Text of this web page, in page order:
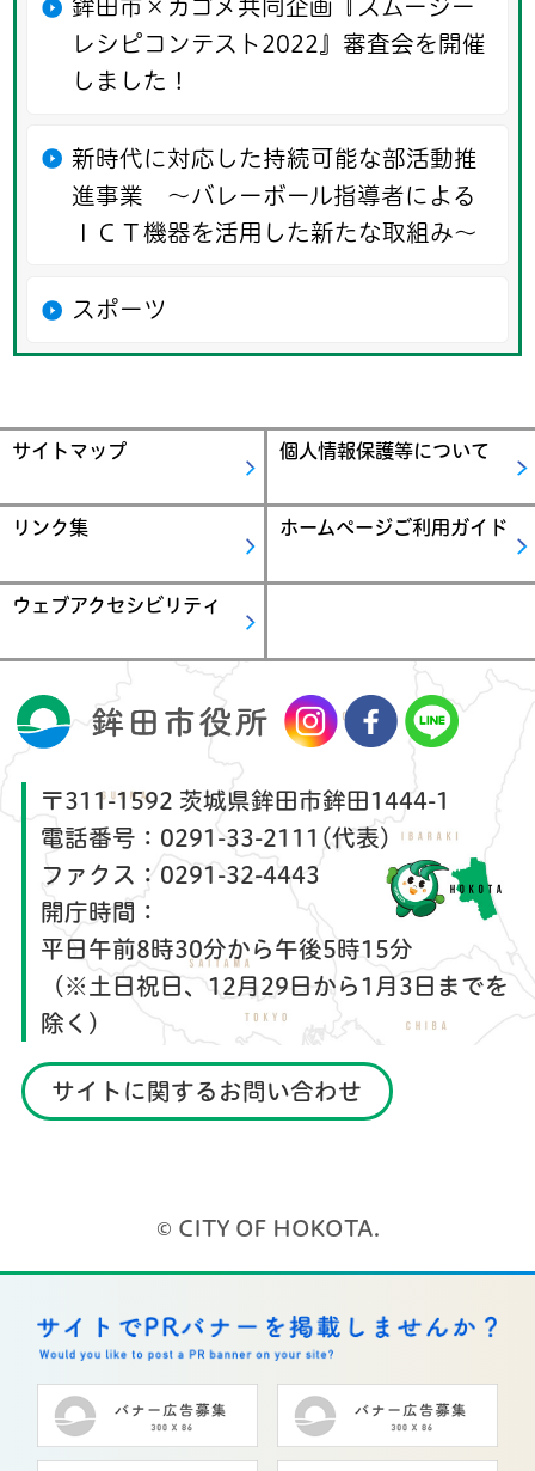
鉾田市×カゴメ共同企画『スムージー
レシピコンテスト2022』審査会を開催
しました！
新時代に対応した持続可能な部活動推
進事業 ～バレーボール指導者による
ＩＣＴ機器を活用した新たな取組み～
スポーツ
サイトマップ 個人情報保護等について
リンク集 ホームページご利用ガイド
ウェブアクセシビリティ
〒311-1592 茨城県鉾田市鉾田1444-1
電話番号： 0291-33-2111(代表)
ファクス： 0291-32-4443
開庁時間：
平日午前8時30分から午後5時15分
（※土日祝日、12月29日から1月3日までを
除く）
サイトに関するお問い合わせ
© CITY OF HOKOTA.